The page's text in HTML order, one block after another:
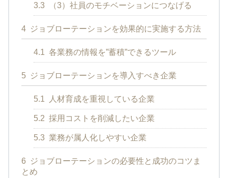
3.3 （3）社員のモチベーションにつなげる
4 ジョブローテーションを効果的に実施する方法
4.1 各業務の情報を”蓄積”できるツール
5 ジョブローテーションを導入すべき企業
5.1 人材育成を重視している企業
5.2 採用コストを削減したい企業
5.3 業務が属人化しやすい企業
6
ジョブローテーションの必要性と成功のコツま
とめ